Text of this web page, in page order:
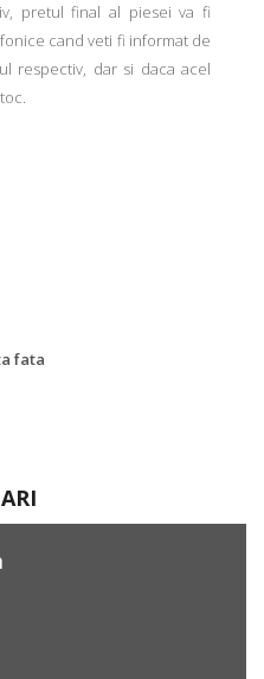
pretul final al piesei va fi
cand veti fi informat de
respectiv, dar si daca acel
fata